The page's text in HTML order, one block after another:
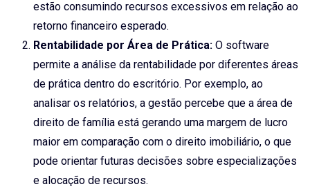
estão consumindo recursos excessivos em relação ao
retorno financeiro esperado.
Rentabilidade por Área de Prática: O software
permite a análise da rentabilidade por diferentes áreas
de prática dentro do escritório. Por exemplo, ao
analisar os relatórios, a gestão percebe que a área de
direito de família está gerando uma margem de lucro
maior em comparação com o direito imobiliário, o que
pode orientar futuras decisões sobre especializações
e alocação de recursos.